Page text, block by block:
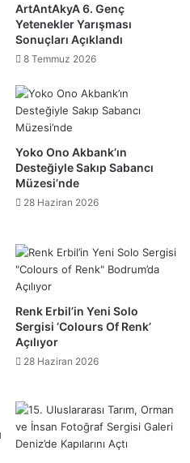
ArtAntAkyA 6. Genç
Yetenekler Yarışması
Sonuçları Açıklandı
8 Temmuz 2026
Yoko Ono Akbank’ın
Desteğiyle Sakıp Sabancı
Müzesi’nde
28 Haziran 2026
Renk Erbil’in Yeni Solo
Sergisi ‘Colours Of Renk’
Açılıyor
28 Haziran 2026